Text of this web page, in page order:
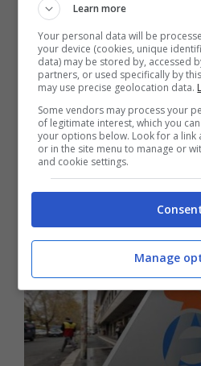
Learn more
Your personal data will be
your device (cookies, unique
data) may be stored by, accessed
partners, or used specifically by
may use precise geolocation data.
Some vendors may process your
of legitimate interest, which you
your options below. Look for a link
or in the site menu to manage or
and cookie settings.
Manage